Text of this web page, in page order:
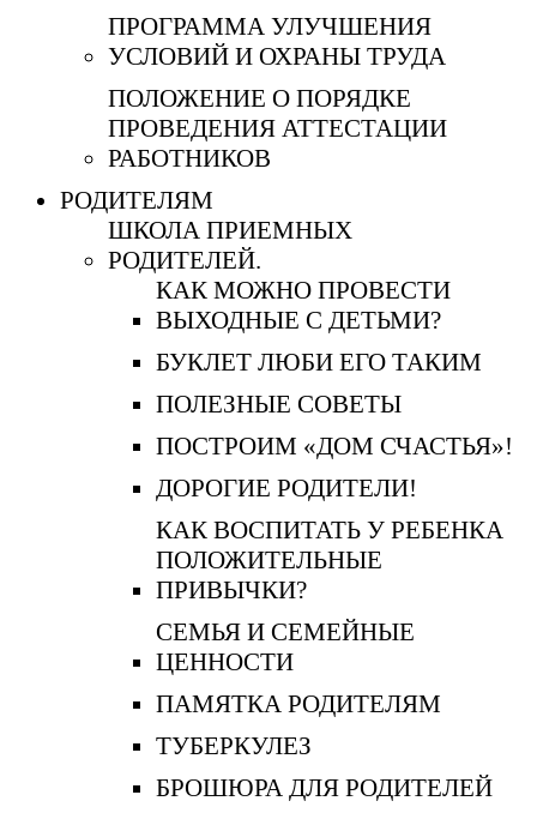
ПРОГРАММА УЛУЧШЕНИЯ
УСЛОВИЙ И ОХРАНЫ ТРУДА
ПОЛОЖЕНИЕ О ПОРЯДКЕ
ПРОВЕДЕНИЯ АТТЕСТАЦИИ
РАБОТНИКОВ
РОДИТЕЛЯМ
ШКОЛА ПРИЕМНЫХ
РОДИТЕЛЕЙ.
КАК МОЖНО ПРОВЕСТИ
ВЫХОДНЫЕ С ДЕТЬМИ?
БУКЛЕТ ЛЮБИ ЕГО ТАКИМ
ПОЛЕЗНЫЕ СОВЕТЫ
ПОСТРОИМ «ДОМ СЧАСТЬЯ»!
ДОРОГИЕ РОДИТЕЛИ!
КАК ВОСПИТАТЬ У РЕБЕНКА
ПОЛОЖИТЕЛЬНЫЕ
ПРИВЫЧКИ?
СЕМЬЯ И СЕМЕЙНЫЕ
ЦЕННОСТИ
ПАМЯТКА РОДИТЕЛЯМ
ТУБЕРКУЛЕЗ
БРОШЮРА ДЛЯ РОДИТЕЛЕЙ